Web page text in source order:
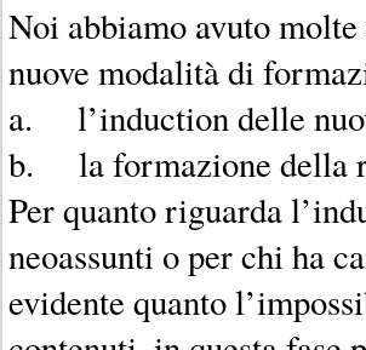
Noi abbiamo avuto
nuove modalità di
a. l’induction delle
b. la formazione della
Per quanto riguarda
neoassunti o per chi ha
evidente quanto